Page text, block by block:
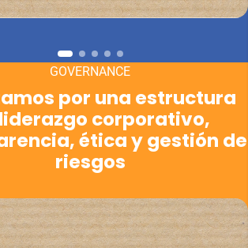
GOVERNANCE
por una estructura
corporativo,
ética y gestión de
riesgos